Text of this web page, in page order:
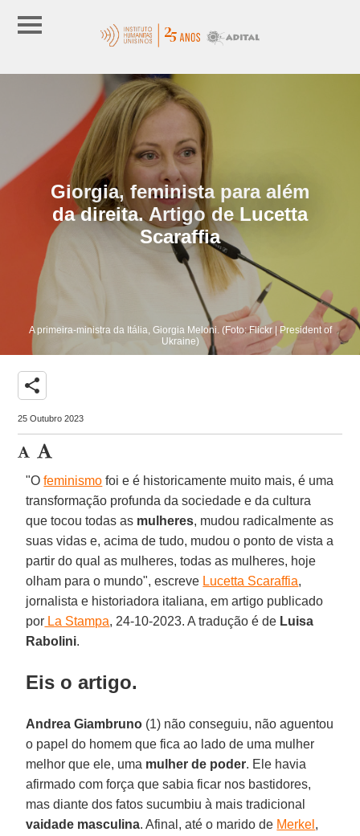
Giorgia, feminista para além
da direita. Artigo de Lucetta
Scaraffia
A primeira-ministra da Itália, Giorgia Meloni. (Foto: Flickr | President of
Ukraine)
share
25 Outubro 2023
"Ofeminismo foi e é historicamente muito mais, é uma
transformação profunda da sociedade e da cultura
que tocou todas as mulheres, mudou radicalmente as
suas vidas e, acima de tudo, mudou o ponto de vista a
partir do qual as mulheres, todas as mulheres, hoje
olham para o mundo", escreve Lucetta Scaraffia,
jornalista e historiadora italiana, em artigo publicado
por La Stampa, 24-10-2023. A tradução é de Luisa
Rabolini.
Eis o artigo.
Andrea Giambruno (1) não conseguiu, não aguentou
o papel do homem que fica ao lado de uma mulher
melhor que ele, uma mulher de poder. Ele havia
afirmado com força que sabia ficar nos bastidores,
mas diante dos fatos sucumbiu à mais tradicional
vaidade masculina. Afinal, até o marido de Merkel ,